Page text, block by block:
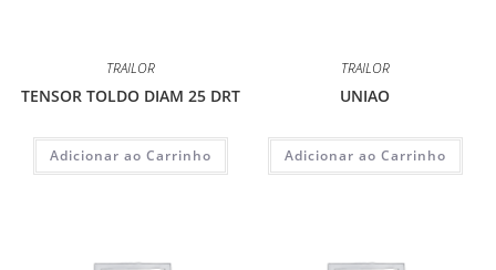
TRAILOR
TENSOR TOLDO DIAM 25 DRT
Adicionar ao Carrinho
TRAILOR
UNIAO
Adicionar ao Carrinho